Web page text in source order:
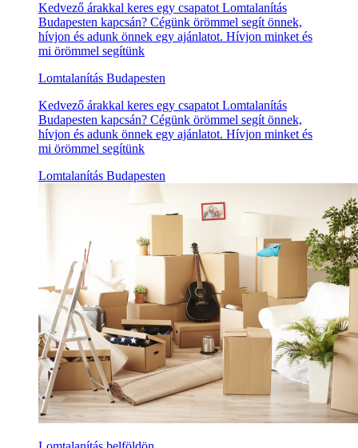
Kedvező árakkal keres egy csapatot Lomtalanítás
Budapesten kapcsán? Cégünk örömmel segít önnek,
hívjon és adunk önnek egy ajánlatot. Hívjon minket és
mi örömmel segítünk
Lomtalanítás Budapesten
Kedvező árakkal keres egy csapatot Lomtalanítás
Budapesten kapcsán? Cégünk örömmel segít önnek,
hívjon és adunk önnek egy ajánlatot. Hívjon minket és
mi örömmel segítünk
Lomtalanítás Budapesten